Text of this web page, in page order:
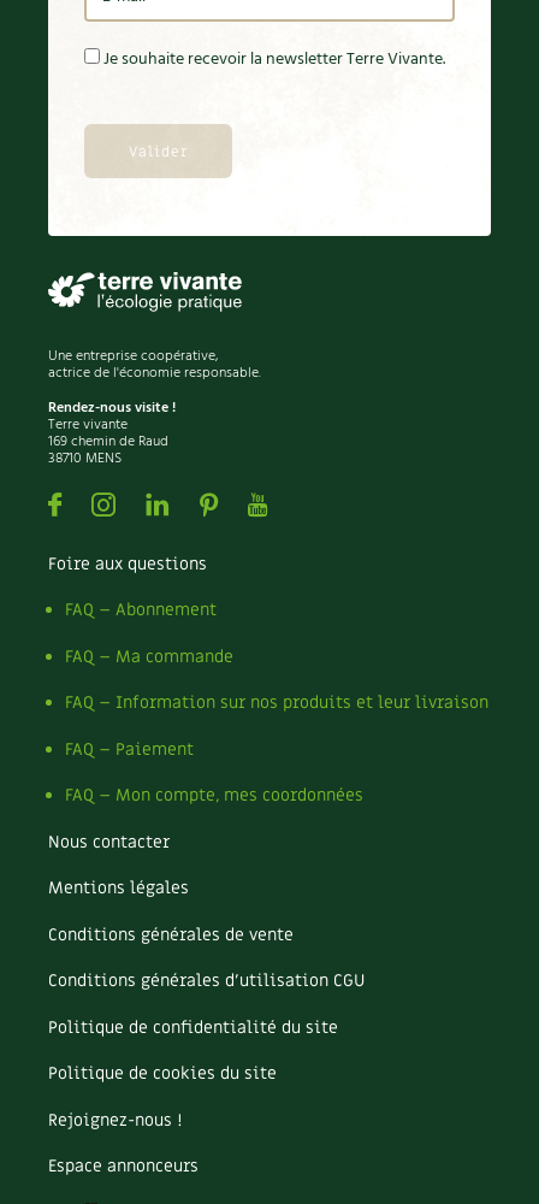
La vie secrète du jardin
BD : La folle histoire des plantes
Je souhaite recevoir la newsletter Terre Vivante.
Une entreprise coopérative,
actrice de l'économie responsable.
Rendez-nous visite !
Terre vivante
169 chemin de Raud
38710 MENS
FacebookInstagramLinkedin
PinterestYoutube
Foire aux questions
FAQ – Abonnement
FAQ – Ma commande
FAQ – Information sur nos produits et leur livraison
FAQ – Paiement
FAQ – Mon compte, mes coordonnées
Nous contacter
Mentions légales
Conditions générales de vente
Conditions générales d’utilisation CGU
Politique de confidentialité du site
Politique de cookies du site
Rejoignez-nous !
Espace annonceurs